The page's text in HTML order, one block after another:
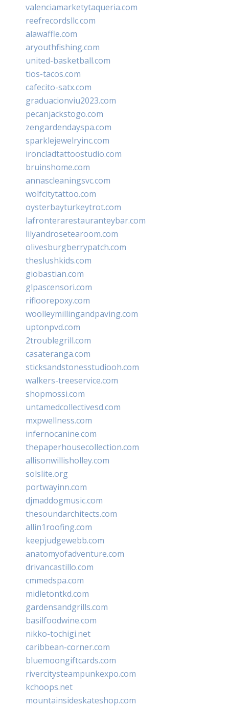
valenciamarketytaqueria.com
reefrecordsllc.com
alawaffle.com
aryouthfishing.com
united-basketball.com
tios-tacos.com
cafecito-satx.com
graduacionviu2023.com
pecanjackstogo.com
zengardendayspa.com
sparklejewelryinc.com
ironcladtattoostudio.com
bruinshome.com
annascleaningsvc.com
wolfcitytattoo.com
oysterbayturkeytrot.com
lafronterarestauranteybar.com
lilyandrosetearoom.com
olivesburgberrypatch.com
theslushkids.com
giobastian.com
glpascensori.com
rifloorepoxy.com
woolleymillingandpaving.com
uptonpvd.com
2troublegrill.com
casateranga.com
sticksandstonesstudiooh.com
walkers-treeservice.com
shopmossi.com
untamedcollectivesd.com
mxpwellness.com
infernocanine.com
thepaperhousecollection.com
allisonwillisholley.com
solslite.org
portwayinn.com
djmaddogmusic.com
thesoundarchitects.com
allin1roofing.com
keepjudgewebb.com
anatomyofadventure.com
drivancastillo.com
cmmedspa.com
midletontkd.com
gardensandgrills.com
basilfoodwine.com
nikko-tochigi.net
caribbean-corner.com
bluemoongiftcards.com
rivercitysteampunkexpo.com
kchoops.net
mountainsideskateshop.com